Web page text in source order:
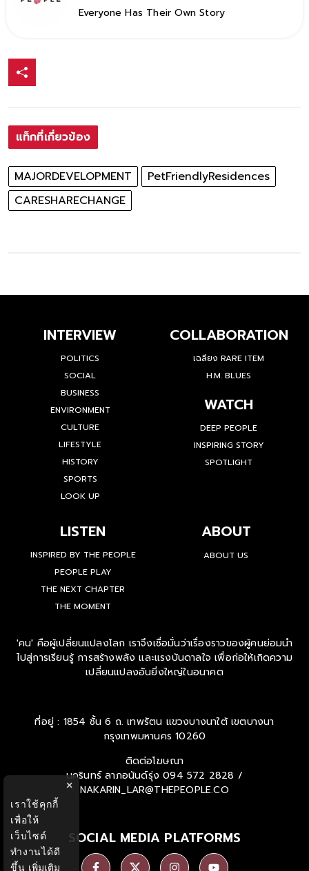
Everyone Has Their Own Story
แท็กที่เกี่ยวข้อง
MAJORDEVELOPMENT
PetFriendlyResidences
CARESHARECHANGE
INTERVIEW
POLITICS
SOCIAL
BUSINESS
ENVIRONMENT
CULTURE
LIFESTYLE
HISTORY
SPORTS
LOOK UP
COLLABORATION
เฉลียง RARE ITEM
H.M. BLUES
WATCH
DEEP PEOPLE
INSPIRING STORY
SPOTLIGHT
LISTEN
INSPIRED BY THE PEOPLE
PEOPLE PLAY
THE NEXT CHAPTER
THE MOMENT
ABOUT
ABOUT US
'คน' คือผู้เปลี่ยนแปลงโลก เราจึงเชื่อมั่นว่าเรื่องราวของผู้คนย่อมนำ
ไปสู่การเรียนรู้ การสร้างพลัง และแรงบันดาลใจ เพื่อก่อให้เกิดความ
เปลี่ยนแปลงอันยิ่งใหญ่ในอนาคต
ที่อยู่ : 1854 ชั้น 6 ถ. เทพรัตน แขวงบางนาใต้ เขตบางนา
กรุงเทพมหานคร 10260
ติดต่อโฆษณา
นครินทร์ ลาภอนันด์รุ่ง 094 572 2828 /
NAKARIN_LAR@THEPEOPLE.CO
SOCIAL MEDIA PLATFORMS
×
เราใช้คุกกี้
เพื่อให้
เว็บไซต์
ทำงานได้ดี
ขึ้น เพิ่มเติม